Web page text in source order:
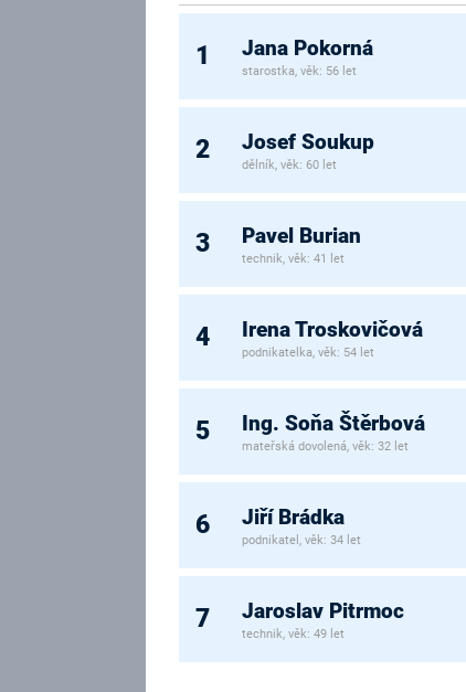
1 Jana Pokorná
starostka, věk: 56 let
2 Josef Soukup
dělník, věk: 60 let
3 Pavel Burian
technik, věk: 41 let
4 Irena Troskovičová
podnikatelka, věk: 54 let
5 Ing. Soňa Štěrbová
mateřská dovolená, věk: 32 let
6 Jiří Brádka
podnikatel, věk: 34 let
7 Jaroslav Pitrmoc
technik, věk: 49 let